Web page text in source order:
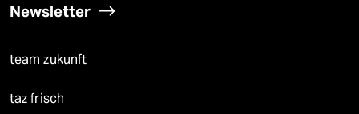
Newsletter
team zukunft
taz frisch